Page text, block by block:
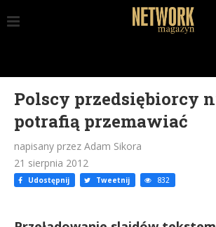
Polscy przedsiębiorcy
potrafią przemawiać
napisany przez Adam Sikora
21 sierpnia 2012
Udostępnij Tweetnij 832